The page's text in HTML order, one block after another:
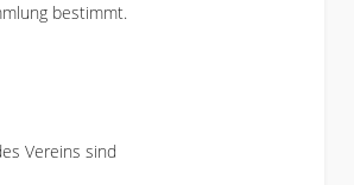
bestimmt.
Vereins sind